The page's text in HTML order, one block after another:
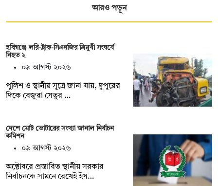
আরও পড়ুন
হবিগঞ্জে লরি-ট্রাক-সিএনজির ত্রিমুখী সংঘর্ষে
নিহত ২
০৯ আগস্ট ২০২৬
পুলিশ ও স্থানীয় সূত্রে জানা যায়, দুপুরের
দিকে বেজুরা সেতুর …
দেশে মোট ভোটারের সংখ্যা জানাল নির্বাচন
কমিশন
০৯ আগস্ট ২০২৬
অক্টোবরে প্রস্তাবিত স্থানীয় সরকার
নির্বাচনকে সামনে রেখেই ইস…